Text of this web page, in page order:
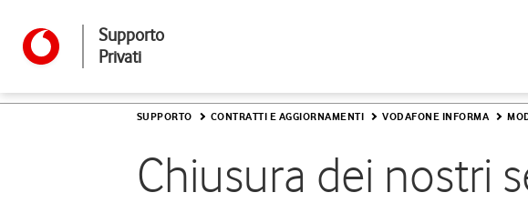
Supporto
Privati
SUPPORTO CONTRATTI E AGGIORNAMENTI VODAFONE INFORMA
Chiusura dei nostri